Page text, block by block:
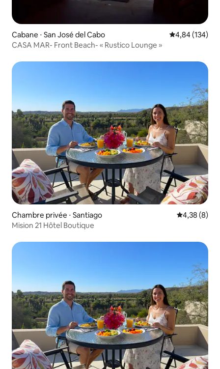
Cabane ⋅ San José del Cabo Évaluation
4,84 (134)
CASA MAR- Front Beach- « Rustico Lounge »
Chambre privée ⋅ Santiago Évaluation
4,38 (8)
Mision 21 Hôtel Boutique